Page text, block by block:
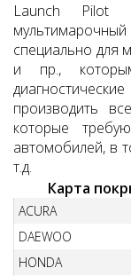
Launch Pilot
специально для
и пр.,
производить
которые
автомобилей, в
т.д.
Карта
ACURA
DAEWOO
HONDA